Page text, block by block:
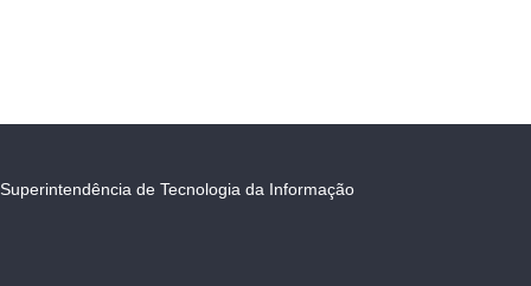
Superintendência de Tecnologia da Informação